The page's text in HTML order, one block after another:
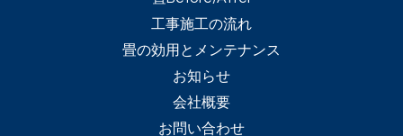
工事施工の流れ
畳の効用とメンテナンス
お知らせ
会社概要
お問い合わせ